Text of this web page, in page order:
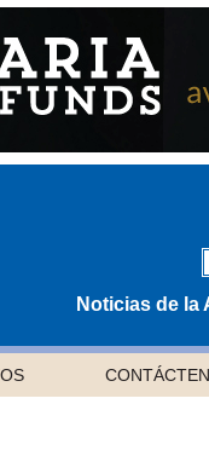
Noticias de la